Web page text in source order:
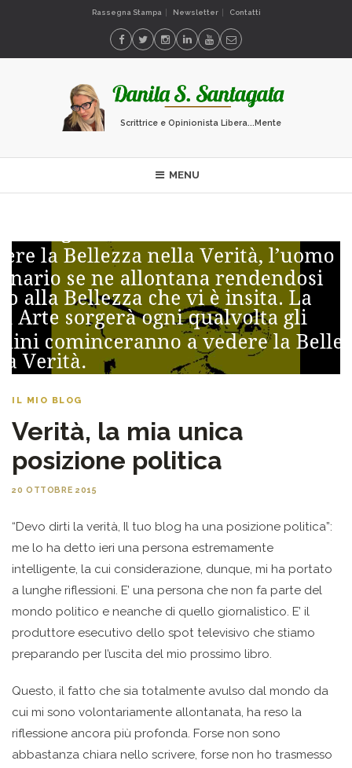
Rassegna Stampa Newsletter Contatti
Scrittrice e Opinionista Libera...Mente
MENU
IL MIO BLOG
Verità, la mia unica
posizione politica
20 OTTOBRE 2015
“Devo dirti la verità, Il tuo blog ha una posizione politica”:
me lo ha detto ieri una persona estremamente
intelligente, la cui considerazione, dunque, mi ha portato
a lunghe riflessioni. E’ una persona che non fa parte del
mondo politico e neanche di quello giornalistico. E’ il
produttore esecutivo dello spot televisivo che stiamo
preparando per l’uscita del mio prossimo libro.
Questo, il fatto che sia totalmente avulso dal mondo da
cui mi sono volontariamente allontanata, ha reso la
riflessione ancora più profonda. Forse non sono
abbastanza chiara nello scrivere, forse non ho trasmesso